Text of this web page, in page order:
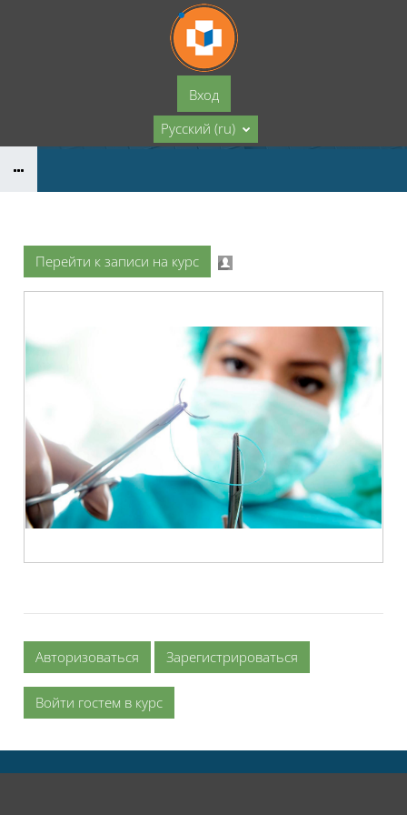
Перейти к основному содержанию
Вход
Русский ‎(ru)‎
Перейти к записи на курс
Авторизоваться Зарегистрироваться
Войти гостем в курс